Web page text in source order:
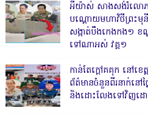
អីយ៉ាស់ សាងសង់រំលោភ
បណ្ដោយមហាវិថីព្រះមុនី
សង្កាត់បឹងកេងកង១ ខណ្
ទៅណាអស់ វគ្គ១
កាន់តែក្តៅគគុក នៅខេ
ព័ត៌មានចំនួនពីរនាក់នៅ
និងដោះលែងទៅវិញដ